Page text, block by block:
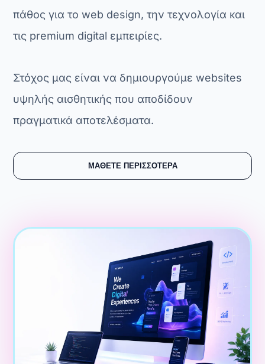
πάθος για το web design, την τεχνολογία και
τις premium digital εμπειρίες.
Στόχος μας είναι να δημιουργούμε websites
υψηλής αισθητικής που αποδίδουν
πραγματικά αποτελέσματα.
ΜΑΘΕΤΕ ΠΕΡΙΣΣΟΤΕΡΑ